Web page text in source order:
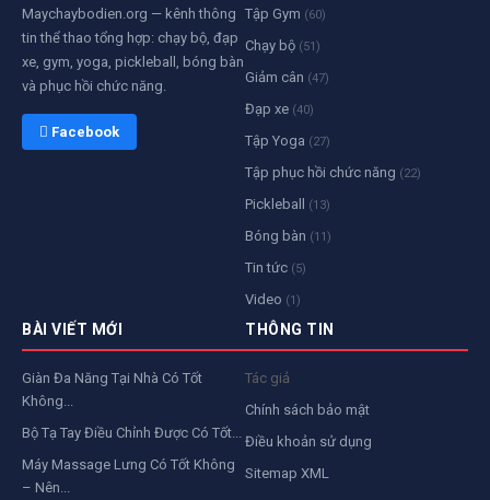
Maychaybodien.org — kênh thông
tin thể thao tổng hợp: chạy bộ, đạp
xe, gym, yoga, pickleball, bóng bàn
và phục hồi chức năng.
 Facebook
Tập Gym (60)
Chạy bộ (51)
Giảm cân (47)
Đạp xe (40)
Tập Yoga (27)
Tập phục hồi chức năng (22)
Pickleball (13)
Bóng bàn (11)
Tin tức (5)
Video (1)
BÀI VIẾT MỚI
Giàn Đa Năng Tại Nhà Có Tốt
Không...
Bộ Tạ Tay Điều Chỉnh Được Có Tốt...
Máy Massage Lưng Có Tốt Không
– Nên...
THÔNG TIN
Tác giả
Chính sách bảo mật
Điều khoản sử dụng
Sitemap XML